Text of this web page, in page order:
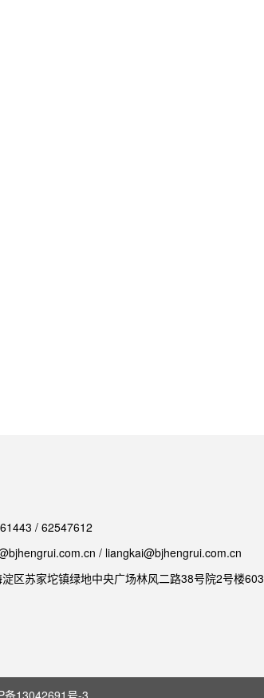
/ 62547612
/ liangkai@bjhengrui.com.cn
区苏家坨镇绿地中央广场林风二路38号院2号楼603
备13042691号-3